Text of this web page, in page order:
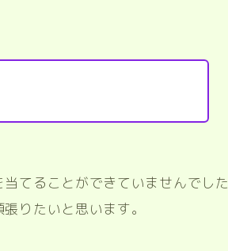
てることができていませんでした
りたいと思います。